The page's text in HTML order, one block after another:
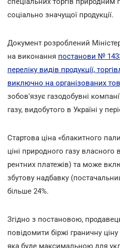
соціально значущої продукції.
Документ розроблений
на виконання постанови №
переліку видів продукції,
виключно на організованих
зобов'язує газодобувні
газу, видобутого в Україні у
Стартова ціна «блакитного
ціні природного газу власного
рентних платежів) та може
збутову надбавку
більше 24%.
Згідно з постановою,
повідомити біржі граничну
яка буде максимальною для